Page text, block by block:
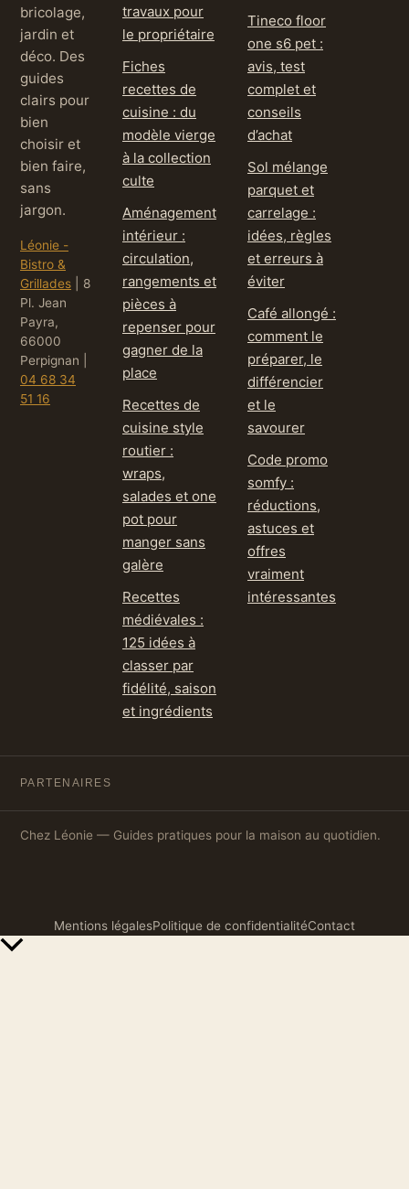
bricolage,
jardin et
déco. Des
guides
clairs pour
bien
choisir et
bien faire,
sans
jargon.
Léonie -
Bistro &
Grillades
8
Pl. Jean
Payra,
66000
Perpignan
04 68 34
51 16
travaux pour
le propriétaire
Fiches
recettes de
cuisine : du
modèle vierge
à la collection
culte
Aménagement
intérieur :
circulation,
rangements et
pièces à
repenser pour
gagner de la
place
Recettes de
cuisine style
routier :
wraps,
salades et one
pot pour
manger sans
galère
Recettes
médiévales :
125 idées à
classer par
fidélité, saison
et ingrédients
Tineco floor
one s6 pet :
avis, test
complet et
conseils
d’achat
Sol mélange
parquet et
carrelage :
idées, règles
et erreurs à
éviter
Café allongé :
comment le
préparer, le
différencier
et le
savourer
Code promo
somfy :
réductions,
astuces et
offres
vraiment
intéressantes
PARTENAIRES
Chez Léonie — Guides pratiques pour la maison au quotidien.
Mentions légalesPolitique de confidentialitéContact